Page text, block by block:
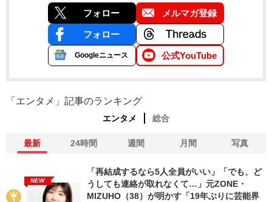
フォロー メルマガ登録
フォロー
Googleニュース 公式YouTube
「エンタメ」記事のランキング
エンタメ 総合
最新 24時間 週間 月間 写真
NEW
「再結成するなら5人全員がいい」「でも、ど
うしても連絡が取れなくて…」元ZONE・
MIZUHO（38）が明かす「19年ぶりに芸能界